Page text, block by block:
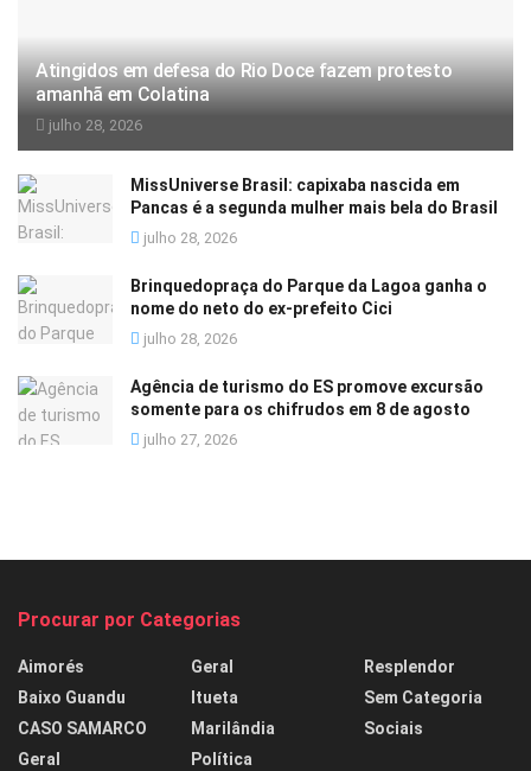
Atingidos em defesa do Rio Doce fazem protesto
amanhã em Colatina
julho 28, 2026
MissUniverse Brasil: capixaba nascida em
Pancas é a segunda mulher mais bela do Brasil
julho 28, 2026
Brinquedopraça do Parque da Lagoa ganha o
nome do neto do ex-prefeito Cici
julho 28, 2026
Agência de turismo do ES promove excursão
somente para os chifrudos em 8 de agosto
julho 27, 2026
Procurar por Categorias
Aimorés
Baixo Guandu
CASO SAMARCO
Geral
Geral
Itueta
Marilândia
Política
Resplendor
Sem Categoria
Sociais